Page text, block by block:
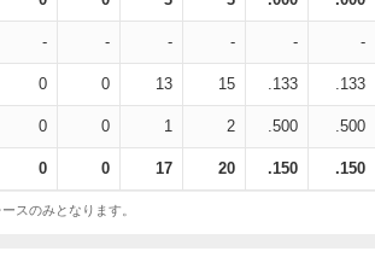
- - - - - -
0 0 13 15 .133 .133
0 0 1 2 .500 .500
0 0 17 20 .150 .150
スのみとなります。